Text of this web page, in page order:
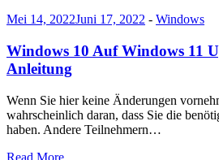
Mei 14, 2022Juni 17, 2022 - Windows
Windows 10 Auf Windows 11
Anleitung
Wenn Sie hier keine Änderungen
wahrscheinlich daran, dass Sie die
haben. Andere Teilnehmern…
Read More